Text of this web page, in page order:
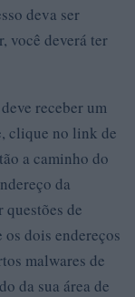
deva ser
você deverá ter
receber um
clique no link de
a caminho do
da
de
os dois endereços
malwares de
da sua área de